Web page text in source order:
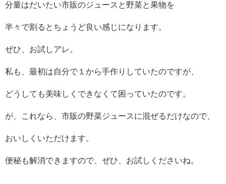
分量はだいたい市販のジュースと野菜と果物を
半々で割るとちょうど良い感じになります。
ぜひ、お試しアレ。
私も、最初は自分で１から手作りしていたのですが、
どうしても美味しくできなくて困っていたのです。
が、これなら、市販の野菜ジュースに混ぜるだけなので、
おいしくいただけます。
便秘も解消できますので、ぜひ、お試しくださいね。